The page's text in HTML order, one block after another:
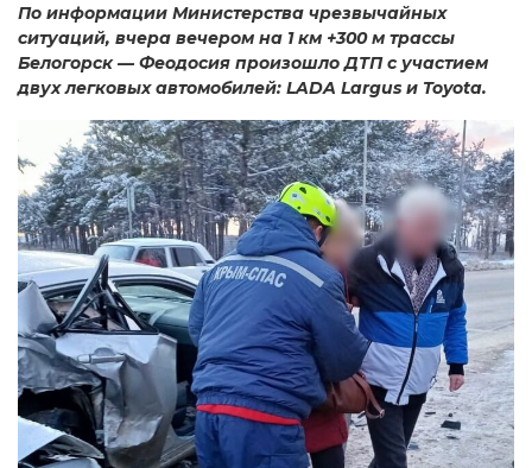
По информации Министерства чрезвычайных
ситуаций, вчера вечером на 1 км +300 м трассы
Белогорск — Феодосия произошло ДТП с участием
двух легковых автомобилей: LADA Largus и Toyota.